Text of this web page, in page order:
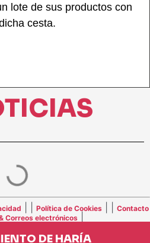
lote de sus productos con
cesta.
Política de Cookies Contacto
Correos electrónicos|
DE HARÍA